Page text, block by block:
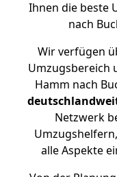
Ihnen die beste
nach
Wir verfügen
Umzugsbereich
Hamm nach
Netzwerk
alle Aspekte